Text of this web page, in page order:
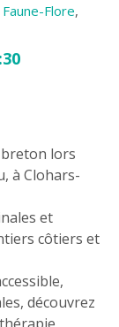
Faune-Flore,
lors
à Clohars-
et
côtiers et
découvrez